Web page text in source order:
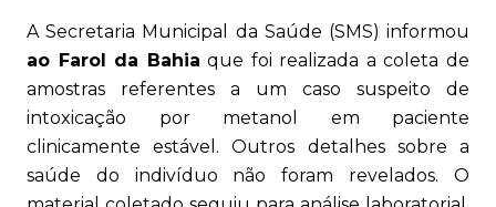
A Secretaria Municipal da Saúde (SMS) informou
ao Farol da Bahia que foi realizada a coleta de
amostras referentes a um caso suspeito de
intoxicação por metanol em paciente
clinicamente estável. Outros detalhes sobre a
saúde do indivíduo não foram revelados. O